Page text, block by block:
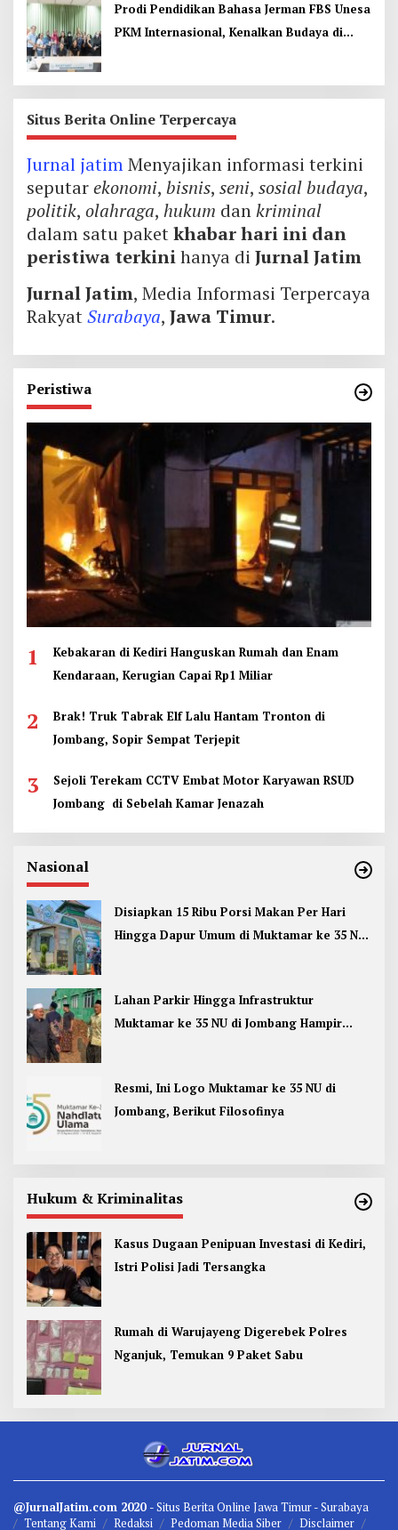
Prodi Pendidikan Bahasa Jerman FBS Unesa
PKM Internasional, Kenalkan Budaya di
Situs Berita Online Terpercaya
Jurnal jatimMenyajikan informasi terkini
seputarekonomi, bisnis, seni, sosial budaya,
politik, olahraga, hukum dankriminal
dalam satu paketkhabar hari ini dan
peristiwa terkinihanya di Jurnal Jatim
Jurnal Jatim, Media Informasi Terpercaya
RakyatSurabaya, Jawa Timur.
Peristiwa
1
Kebakaran di Kediri Hanguskan Rumah dan Enam
Kendaraan, Kerugian Capai Rp1 Miliar
2
Brak! Truk Tabrak Elf Lalu Hantam Tronton di
Jombang, Sopir Sempat Terjepit
3
Sejoli Terekam CCTV Embat Motor Karyawan RSUD
Jombang di Sebelah Kamar Jenazah
Nasional
Disiapkan 15 Ribu Porsi Makan Per Hari
Hingga Dapur Umum di Muktamar ke 35 NU
Lahan Parkir Hingga Infrastruktur
Muktamar ke 35 NU di Jombang Hampir
Resmi, Ini Logo Muktamar ke 35 NU di
Jombang, Berikut Filosofinya
Hukum & Kriminalitas
Kasus Dugaan Penipuan Investasi di Kediri,
Istri Polisi Jadi Tersangka
Rumah di Warujayeng Digerebek Polres
Nganjuk, Temukan 9 Paket Sabu
@JurnalJatim.com 2020 - Situs BeritaOnline Jawa Timur -Surabaya
Tentang Kami
Redaksi Pedoman Media Siber Disclaimer